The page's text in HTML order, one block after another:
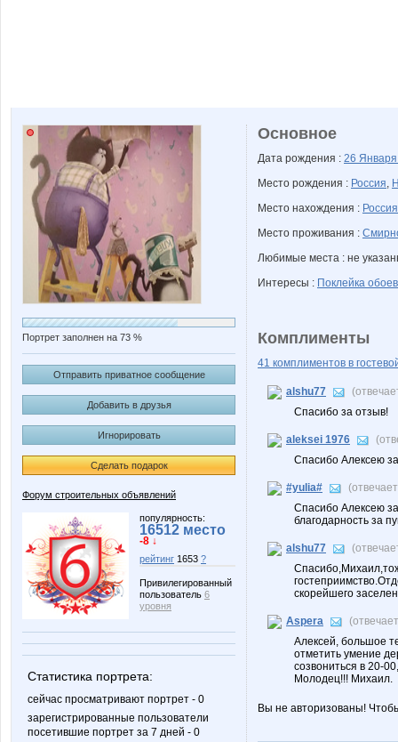
Портрет заполнен на 73 %
Отправить приватное сообщение
Добавить в друзья
Игнорировать
Сделать подарок
Форум строительных объявлений
популярность:
16512 место
-8 ↓
рейтинг 1653 ?
Привилегированный
пользователь 6
уровня
Статистика портрета:
сейчас просматривают портрет - 0
зарегистрированные пользователи
посетившие портрет за 7 дней - 0
Основное
Дата рождения : 26
Место рождения : Россия,
Место нахождения : Россия
Место проживания :
Любимые места : не
Интересы : Поклейка обоев
Комплименты
41 комплиментов в
alshu77
Спасибо за отзыв!
aleksei 1976
Спасибо Алексею
#yulia#
Спасибо Алексею
благодарность за
alshu77
скорейшего
Aspera
Алексей, большое
отметить умение
созвониться в 20-
Молодец!!! Михаил.
Вы не авторизованы!